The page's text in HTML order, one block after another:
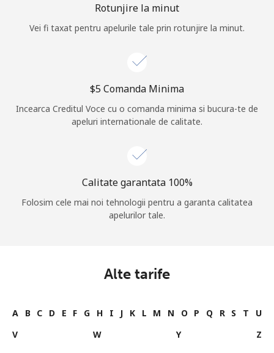
Recuperare parola →
Log in
sau
Rotunjire la minut
Vei fi taxat pentru apelurile tale prin rotunjire la minut.
⁦$5⁩ Comanda Minima
Incearca Creditul Voce cu o comanda minima si bucura-te de
apeluri internationale de calitate.
Calitate garantata 100%
Folosim cele mai noi tehnologii pentru a garanta calitatea
apelurilor tale.
Alte tarife
A B C D E F G H I J K L M N O P Q R S T
U
V
W Y Z